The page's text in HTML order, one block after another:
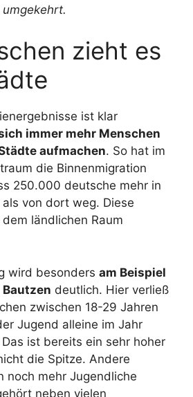
zieht es
ist klar
immer mehr Menschen
aufmachen. So hat im
die Binnenmigration
250.000 deutsche mehr in
von dort weg. Diese
ländlichen Raum
wird besonders am Beispiel
deutlich. Hier verließ
zwischen 18-29 Jahren
Jugend alleine im Jahr
ist bereits ein sehr hoher
die Spitze. Andere
noch mehr Jugendliche
neben vielen